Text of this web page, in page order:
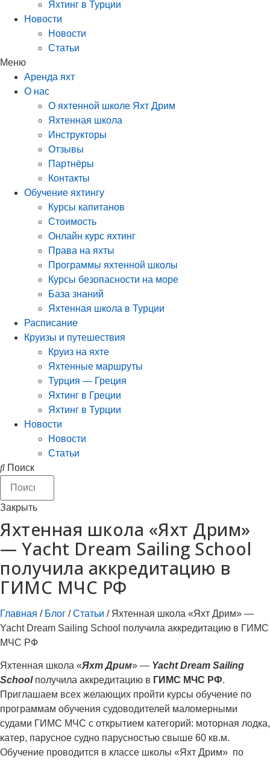
Яхтинг в Турции
Новости
Новости
Статьи
Меню
Аренда яхт
О нас
О яхтенной школе Яхт Дрим
Яхтенная школа
Инструкторы
Отзывы
Партнёры
Контакты
Обучение яхтингу
Курсы капитанов
Стоимость
Онлайн курс яхтинг
Права на яхты
Программы яхтенной школы
Курсы безопасности на море
База знаний
Яхтенная школа в Турции
Расписание
Круизы и путешествия
Круиз на яхте
Яхтенные маршруты
Турция — Греция
Яхтинг в Греции
Яхтинг в Турции
Новости
Новости
Статьи
Поиск
Закрыть
Яхтенная школа «Яхт Дрим»
— Yacht Dream Sailing School
получила аккредитацию в
ГИМС МЧС РФ
Главная / Блог /Статьи / Яхтенная школа «Яхт Дрим» —
Yacht Dream Sailing School получила аккредитацию в ГИМС
МЧС РФ
Яхтенная школа «Яхт Дрим» — Yacht Dream Sailing
School получила аккредитацию в ГИМС МЧС РФ.
Приглашаем всех желающих пройти курсы обучение по
программам обучения судоводителей маломерными
судами ГИМС МЧС с открытием категорий: моторная лодка,
катер, парусное судно парусностью свыше 60 кв.м.
Обучение проводится в классе школы «Яхт Дрим» по